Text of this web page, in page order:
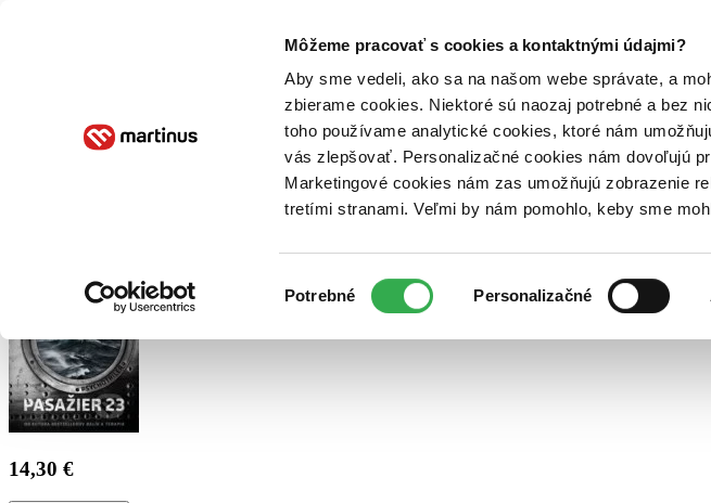
Môžeme pracovať s cookies a kontaktnými údajmi?
Aby sme vedeli, ako sa na našom webe správate, a
zbierame cookies. Niektoré sú naozaj potrebné a bez
toho používame analytické cookies, ktoré nám
vás zlepšovať. Personalizačné cookies nám dovoľujú
Marketingové cookies nám zas umožňujú zobrazenie
tretími stranami. Veľmi by nám pomohlo, keby sme
súhlasu
Potrebné Personalizačné
Poukážky Kontakt
14,30 €